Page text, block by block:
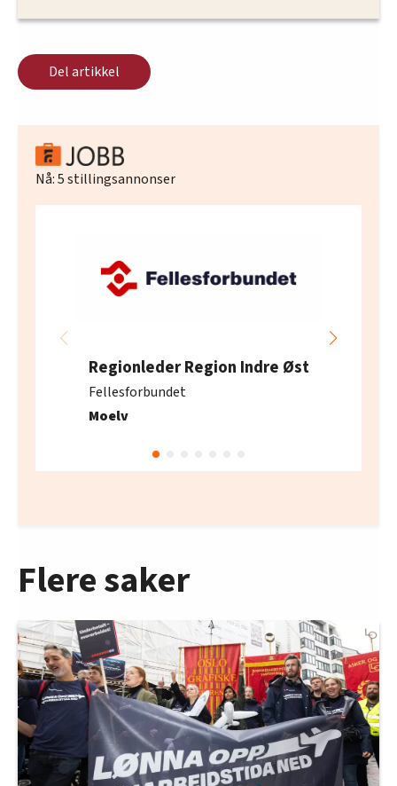
Del artikkel
Nå:5stillingsannonser
Regionleder Region Indre Øst
Fellesforbundet
Moelv
Flere saker